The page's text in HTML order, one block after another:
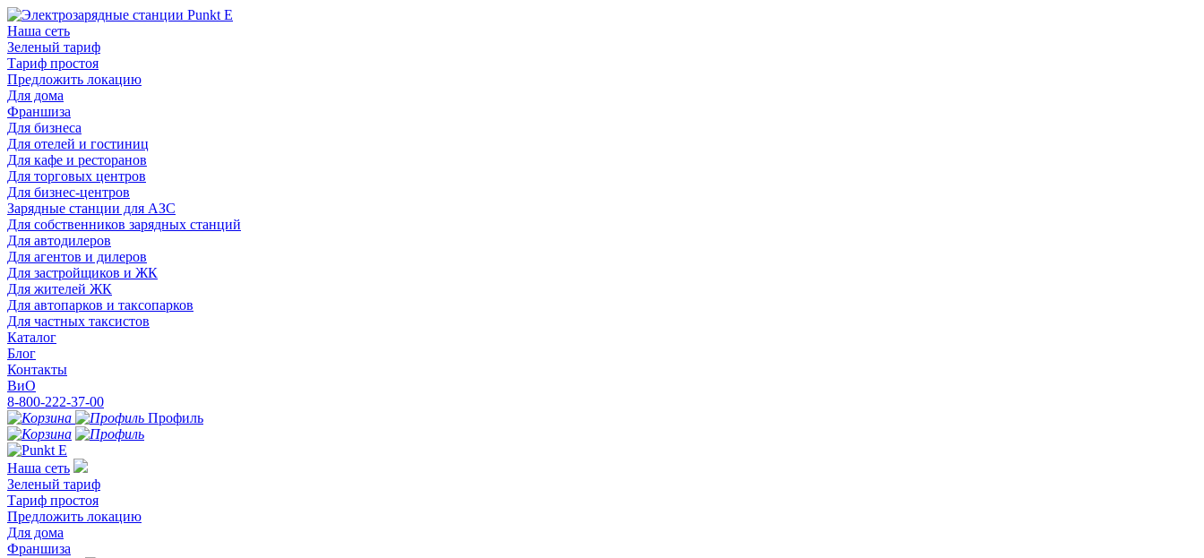
Наша сеть
Зеленый тариф
Тариф простоя
Предложить локацию
Для дома
Франшиза
Для бизнеса
Для отелей и гостиниц
Для кафе и ресторанов
Для торговых центров
Для бизнес-центров
Зарядные станции для АЗС
Для собственников зарядных станций
Для автодилеров
Для агентов и дилеров
Для застройщиков и ЖК
Для жителей ЖК
Для автопарков и таксопарков
Для частных таксистов
Каталог
Блог
Контакты
ВиО
8-800-222-37-00
Профиль
Наша сеть
Зеленый тариф
Тариф простоя
Предложить локацию
Для дома
Франшиза